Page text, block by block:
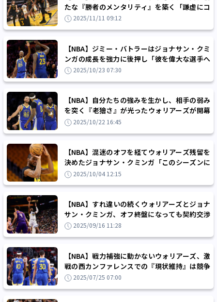
たな『勝者のメンタリティ』を築く「謙虚にコ
ートに立ち、全力で戦うんだ」
2025/11/11 09:12
【NBA】ジミー・バトラーはジョナサン・クミ
ンガの成長を強力に後押し「彼を偉大な選手へ
と押し上げるつもりだ」
2025/10/23 07:30
【NBA】自分たちの強みを生かし、相手の弱み
を突く『老獪さ』が光ったウォリアーズが開幕
戦でレイカーズに完勝
2025/10/22 16:45
【NBA】混迷のオフを経てウォリアーズ残留を
決めたジョナサン・クミンガ「このシーズンに
結果を出すことだけを考える」
2025/10/04 12:15
【NBA】すれ違いの続くウォリアーズとジョナ
サン・クミンガ、オフ終盤になっても契約交渉
はまとまる気配なし
2025/09/16 11:28
【NBA】戦力補強に動かないウォリアーズ、激
戦の西カンファレンスでの『現状維持』は競争
から取り残されることに？
2025/07/25 07:00